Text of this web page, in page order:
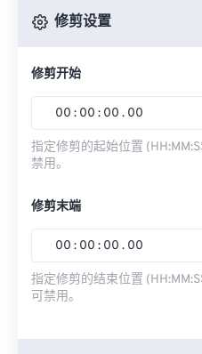
修剪设置
修剪开始
00 : 00 : 00 . 00
指定修剪的起始位置
禁用。
修剪末端
00 : 00 : 00 . 00
指定修剪的结束位置
可禁用。